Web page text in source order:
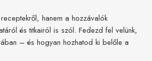
hanem a hozzávalók
és titkairól is szól. Fedezd fel velünk,
– és hogyan hozhatod ki belőle a